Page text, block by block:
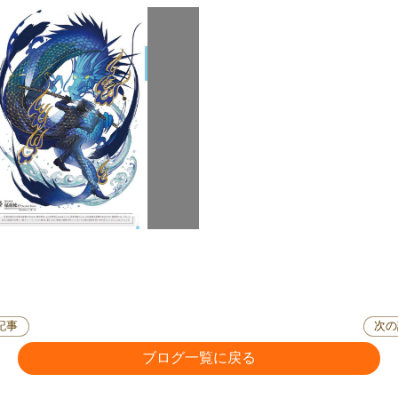
事
ブログ一覧に戻る
次